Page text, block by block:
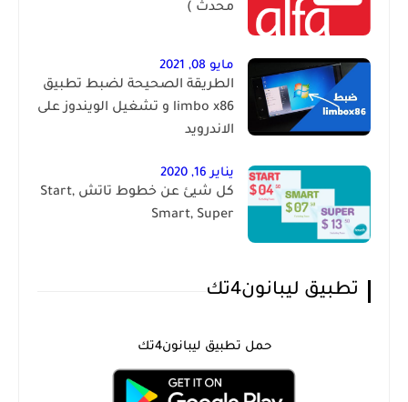
محدث )
مايو 08, 2021
الطريقة الصحيحة لضبط تطبيق
limbo x86 و تشغيل الويندوز على
الاندرويد
يناير 16, 2020
كل شيئ عن خطوط تاتش Start,
Smart, Super
تطبيق ليبانون4تك
حمل تطبيق ليبانون4تك